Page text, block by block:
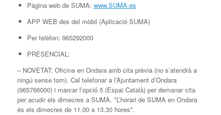
Pàgina web de SUMA: www.SUMA.es
APP WEB des del mòbil (Aplicació SUMA)
Per telèfon: 965292000
PRESENCIAL:
– NOVETAT: Oficina en Ondara amb cita prèvia (no s’atendrà a
ningú sense torn). Cal telefonar a l’Ajuntament d’Ondara
(965766000) i marcar l’opció 5 (Espai Català) per demanar cita
per acudir els dimecres a SUMA. *L’horari de SUMA en Ondara
és els dimecres de 11.00 a 13.30 hores*.